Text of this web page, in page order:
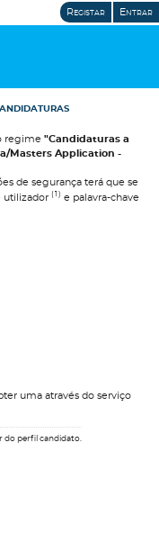
Registar Entrar
regime "Candidaturas a
Masters Application -
de segurança terá que se
utilizador (1) e palavra-chave
uma através do serviço
do perfil candidato.